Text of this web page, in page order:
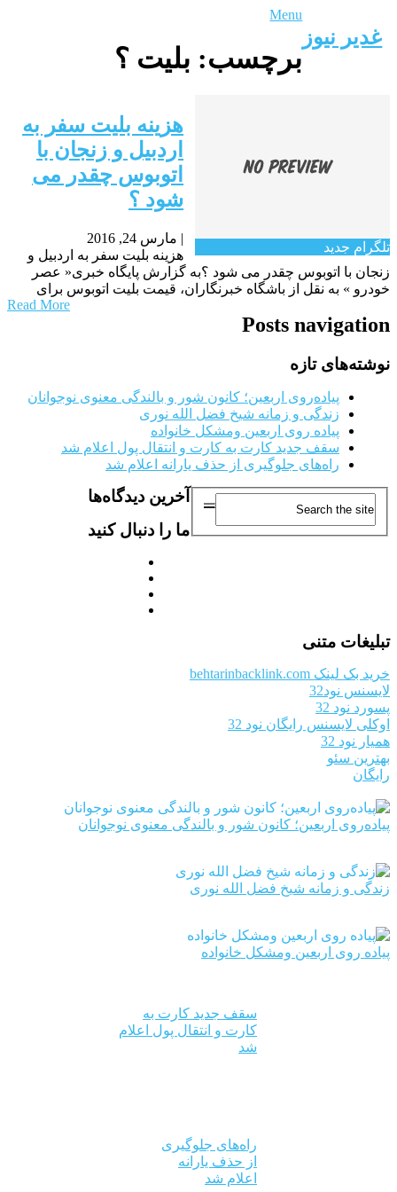
غدیر نیوز
Menu
برچسب: بلیت ؟
تلگرام جدید
هزینه بلیت سفر به
اردبیل و زنجان با
اتوبوس چقدر می
شود ؟
| مارس 24, 2016
هزینه بلیت سفر به اردبیل و
زنجان با اتوبوس چقدر می شود ؟به گزارش پایگاه خبری« عصر
خودرو » به نقل از باشگاه خبرنگاران، قیمت بلیت اتوبوس برای
Read More
Posts navigation
نوشته‌های تازه
پیاده‌روی اربعین؛ کانون شور و بالندگی معنوی نوجوانان
زندگی و زمانه شیخ فضل الله نوری
پیاده روی اربعین ومشکل خانواده
سقف جدید کارت به کارت و انتقال پول اعلام شد
راه‌های جلوگیری از حذف یارانه اعلام شد
آخرین دیدگاه‌ها
ما را دنبال کنید
تبلیغات متنی
خرید بک لینک behtarinbacklink.com
لایسنس نود32
پسورد نود 32
اوکلی لایسنس رایگان نود 32
همیار نود 32
بهترین سئو
رایگان
پیاده‌روی اربعین؛ کانون شور و بالندگی معنوی نوجوانان
زندگی و زمانه شیخ فضل الله نوری
پیاده روی اربعین ومشکل خانواده
سقف جدید کارت به
کارت و انتقال پول اعلام
شد
راه‌های جلوگیری
از حذف یارانه
اعلام شد